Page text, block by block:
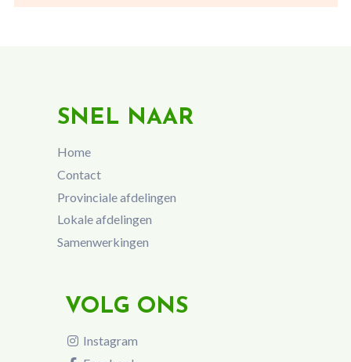
SNEL NAAR
Home
Contact
Provinciale afdelingen
Lokale afdelingen
Samenwerkingen
VOLG ONS
Instagram